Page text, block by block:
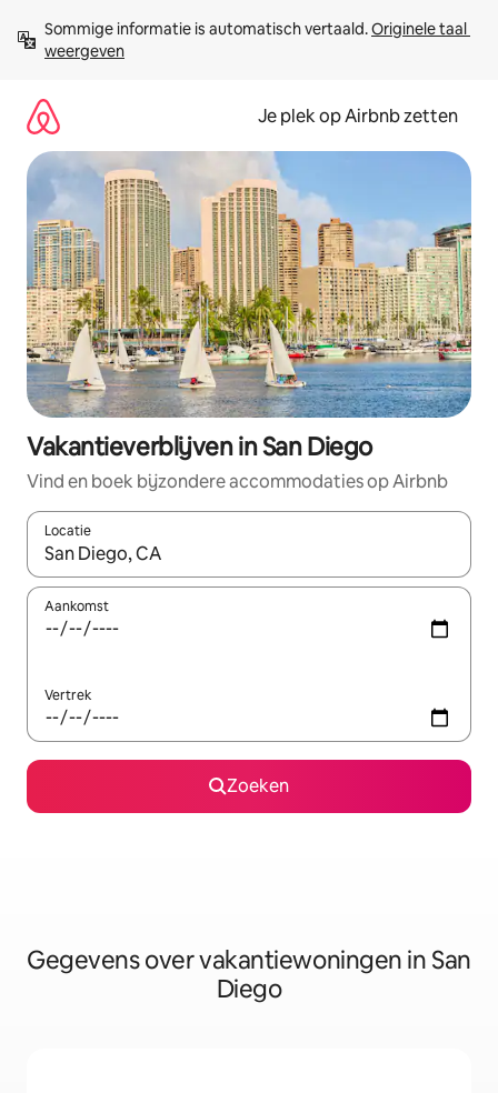
direct
naar
Sommige informatie is automatisch vertaald. Originele taal
weergeven
Je plek op Airbnb zetten
Vakantieverblijven in San Diego
Vind en boek bijzondere accommodaties op Airbnb
Locatie
Wanneer er resultaten beschikbaar zijn, maak je een keuze
Aankomst
Vertrek
Zoeken
Gegevens over vakantiewoningen in San
Diego